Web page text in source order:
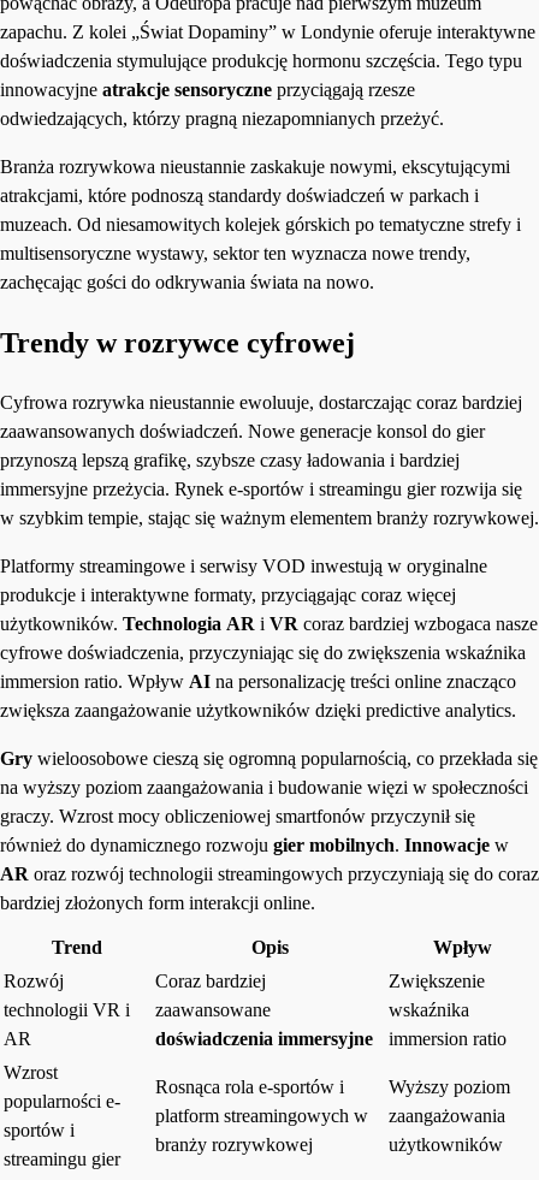
zapachu. Z kolei „Świat Dopaminy” w Londynie oferuje interaktywne
doświadczenia stymulujące produkcję hormonu szczęścia. Tego typu
innowacyjne atrakcje sensoryczne przyciągają rzesze
odwiedzających, którzy pragną niezapomnianych przeżyć.
Branża rozrywkowa nieustannie zaskakuje nowymi, ekscytującymi
atrakcjami, które podnoszą standardy doświadczeń w parkach i
muzeach. Od niesamowitych kolejek górskich po tematyczne strefy i
multisensoryczne wystawy, sektor ten wyznacza nowe trendy,
zachęcając gości do odkrywania świata na nowo.
Trendy w rozrywce cyfrowej
Cyfrowa rozrywka nieustannie ewoluuje, dostarczając coraz bardziej
zaawansowanych doświadczeń. Nowe generacje konsol do gier
przynoszą lepszą grafikę, szybsze czasy ładowania i bardziej
immersyjne przeżycia. Rynek e-sportów i streamingu gier rozwija się
w szybkim tempie, stając się ważnym elementem branży rozrywkowej.
Platformy streamingowe i serwisy VOD inwestują w oryginalne
produkcje i interaktywne formaty, przyciągając coraz więcej
użytkowników. Technologia AR i VR coraz bardziej wzbogaca nasze
cyfrowe doświadczenia, przyczyniając się do zwiększenia wskaźnika
immersion ratio. Wpływ AI na personalizację treści online znacząco
zwiększa zaangażowanie użytkowników dzięki predictive analytics.
Gry wieloosobowe cieszą się ogromną popularnością, co przekłada się
na wyższy poziom zaangażowania i budowanie więzi w społeczności
graczy. Wzrost mocy obliczeniowej smartfonów przyczynił się
również do dynamicznego rozwoju gier mobilnych. Innowacje w
AR oraz rozwój technologii streamingowych przyczyniają się do coraz
bardziej złożonych form interakcji online.
Trend Opis
Wpływ
Rozwój
technologii VR i
AR
Coraz bardziej
zaawansowane
doświadczenia immersyjne
Zwiększenie
wskaźnika
immersion ratio
Wzrost
popularności e-
sportów i
streamingu gier
Rosnąca rola e-sportów i
platform streamingowych w
branży rozrywkowej
Wyższy poziom
zaangażowania
użytkowników